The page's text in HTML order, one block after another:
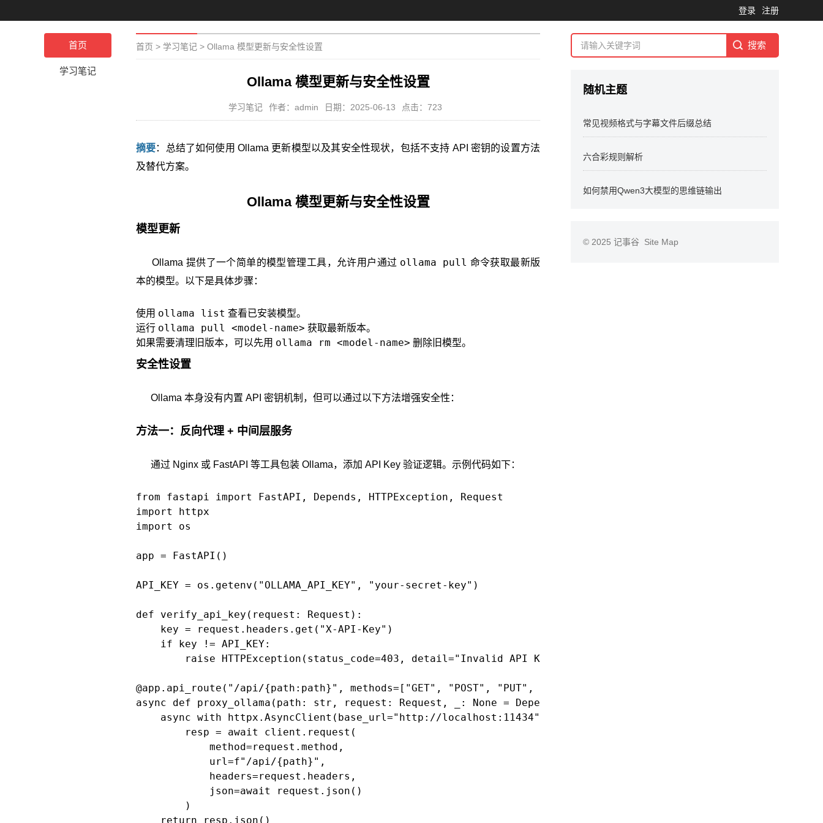
登录 注册
首页
学习笔记
首页 > 学习笔记 > Ollama 模型更新与安全性设置
Ollama 模型更新与安全性设置
学习笔记 作者：admin 日期：2025-06-13 点击：723
摘要：总结了如何使用 Ollama 更新模型以及其安全性现状，包括不支持 API 密钥的设置方法
及替代方案。
Ollama 模型更新与安全性设置
模型更新
Ollama 提供了一个简单的模型管理工具，允许用户通过 ollama pull 命令获取最新版
本的模型。以下是具体步骤：
使用 ollama list 查看已安装模型。
运行 ollama pull <model-name> 获取最新版本。
如果需要清理旧版本，可以先用 ollama rm <model-name> 删除旧模型。
安全性设置
Ollama 本身没有内置 API 密钥机制，但可以通过以下方法增强安全性：
方法一：反向代理 + 中间层服务
通过 Nginx 或 FastAPI 等工具包装 Ollama，添加 API Key 验证逻辑。示例代码如下：
from fastapi import FastAPI, Depends, HTTPException, Request
import httpx
import os
app = FastAPI()
API_KEY = os.getenv("OLLAMA_API_KEY", "your-secret-key")
def verify_api_key(request: Request):
    key = request.headers.get("X-API-Key")
    if key != API_KEY:
        raise HTTPException(status_code=403, detail="Invalid API Key")
@app.api_route("/api/{path:path}", methods=["GET", "POST", "PUT", "DELETE"])
async def proxy_ollama(path: str, request: Request, _: None = Depends(verify_api_key)):
    async with httpx.AsyncClient(base_url="http://localhost:11434") as client:
        resp = await client.request(
            method=request.method,
            url=f"/api/{path}",
            headers=request.headers,
            json=await request.json()
        )
    return resp.json()
随机主题
常见视频格式与字幕文件后缀总结
六合彩规则解析
如何禁用Qwen3大模型的思维链输出
© 2025 记事谷 Site Map